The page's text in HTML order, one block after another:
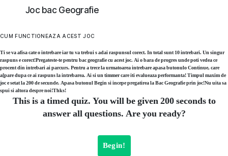
Joc bac Geografie
CUM FUNCTIONEAZA ACEST JOC
Ti se va afisa cate o intrebare iar tu va trebui s adai raspunsul corect. In total sunt 10 intrebari. Un singur
raspuns e corect!Pregateste-te pentru bac geografie cu acest joc. Ai o bara de progres unde poti vedea ce
procent din intrebari ai parcurs. Pentru a trece la urmatoarea intrebare apasa butonulo Continue, care
a[pare dupa ce ai raspuns la intrebarea. Ai si un timmer care iti evalueaza performanta! Timpul maxim de
joc e setat la 200 de secunde. Apasa butonul Begin si incepe pregatirea la Bac Geografie prin joc!Nu uita sa
spui si altora despre noi!Thks!
This is a timed quiz. You will be given 200 seconds to
answer all questions. Are you ready?
Begin!